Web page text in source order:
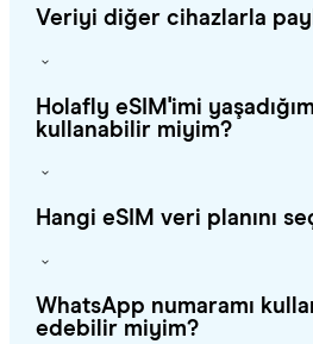
Veriyi diğer cihazlarla
Holafly eSIM'imi
kullanabilir miyim?
Hangi eSIM veri planını
WhatsApp numaramı
edebilir miyim?